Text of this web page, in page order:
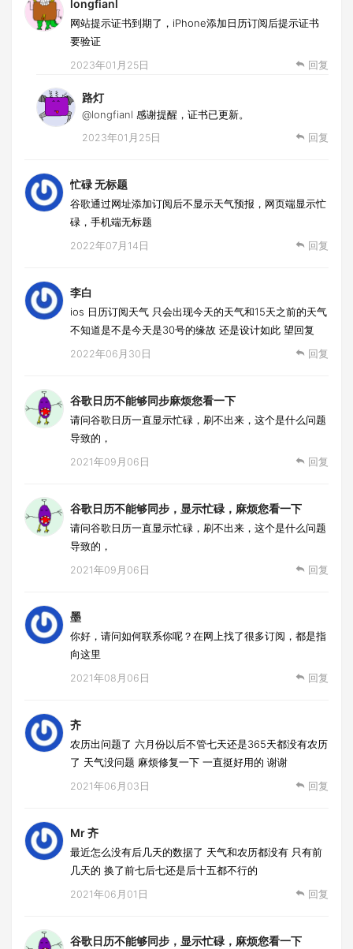
longfianl
网站提示证书到期了，iPhone添加日历订阅后提示证书
要验证
2023年01月25日 回复
路灯
@longfianl 感谢提醒，证书已更新。
2023年01月25日 回复
忙碌 无标题
谷歌通过网址添加订阅后不显示天气预报，网页端显示忙
碌，手机端无标题
2022年07月14日 回复
李白
ios 日历订阅天气 只会出现今天的天气和15天之前的天气
不知道是不是今天是30号的缘故 还是设计如此 望回复
2022年06月30日 回复
谷歌日历不能够同步麻烦您看一下
请问谷歌日历一直显示忙碌，刷不出来，这个是什么问题
导致的，
2021年09月06日 回复
谷歌日历不能够同步，显示忙碌，麻烦您看一下
请问谷歌日历一直显示忙碌，刷不出来，这个是什么问题
导致的，
2021年09月06日 回复
墨
你好，请问如何联系你呢？在网上找了很多订阅，都是指
向这里
2021年08月06日 回复
齐
农历出问题了 六月份以后不管七天还是365天都没有农历
了 天气没问题 麻烦修复一下 一直挺好用的 谢谢
2021年06月03日 回复
Mr 齐
最近怎么没有后几天的数据了 天气和农历都没有 只有前
几天的 换了前七后七还是后十五都不行的
2021年06月01日 回复
谷歌日历不能够同步，显示忙碌，麻烦您看一下